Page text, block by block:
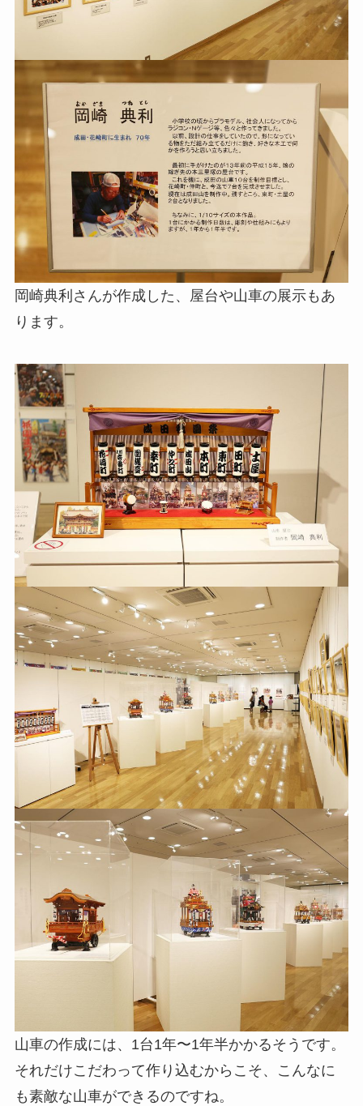
岡崎典利さんが作成した、屋台や山車の展示もあ
ります。
山車の作成には、1台1年〜1年半かかるそうです。
それだけこだわって作り込むからこそ、こんなに
も素敵な山車ができるのですね。